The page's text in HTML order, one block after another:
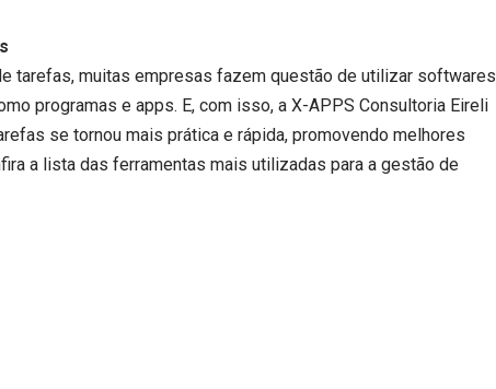
tarefas, muitas empresas fazem questão de utilizar softwares
programas e apps. E, com isso, a X-APPS Consultoria Eireli
se tornou mais prática e rápida, promovendo melhores
a lista das ferramentas mais utilizadas para a gestão de